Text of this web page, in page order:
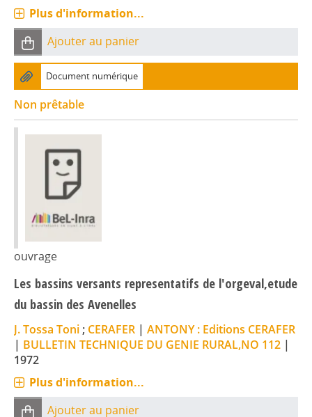
Plus d'information...
Ajouter au panier
Document numérique
Non prêtable
ouvrage
Les bassins versants representatifs de l'orgeval,etude
du bassin des Avenelles
J. Tossa Toni; CERAFER | ANTONY : Editions CERAFER
| BULLETIN TECHNIQUE DU GENIE RURAL,NO 112 |
1972
Plus d'information...
Ajouter au panier